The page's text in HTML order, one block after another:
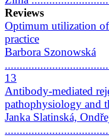
Reviews
Optimum utilization
practice
Barbora Szonowská
13
Antibody-mediated
pathophysiology and
Janka Slatinská,